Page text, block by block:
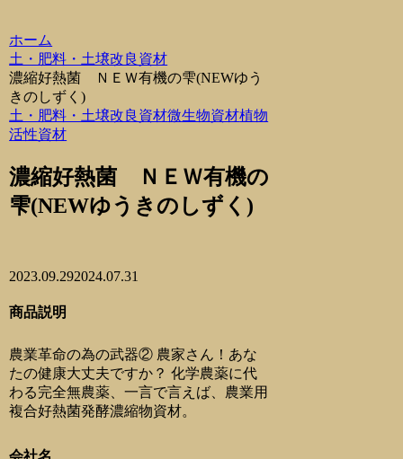
ホーム
土・肥料・土壌改良資材
濃縮好熱菌 ＮＥＷ有機の雫(NEWゆう
きのしずく)
土・肥料・土壌改良資材微生物資材植物
活性資材
濃縮好熱菌 ＮＥＷ有機の
雫(NEWゆうきのしずく)
2023.09.292024.07.31
商品説明
農業革命の為の武器② 農家さん！あな
たの健康大丈夫ですか？ 化学農薬に代
わる完全無農薬、一言で言えば、農業用
複合好熱菌発酵濃縮物資材。
会社名